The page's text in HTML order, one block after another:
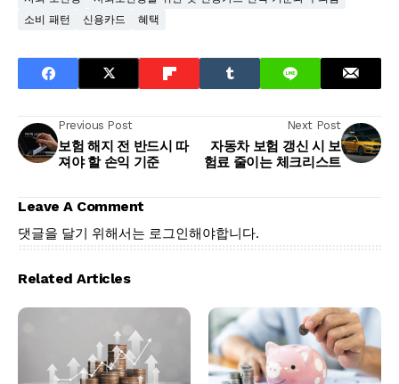
소비 패턴
신용카드 혜택
Previous Post
보험 해지 전 반드시 따
져야 할 손익 기준
Next Post
자동차 보험 갱신 시 보
험료 줄이는 체크리스트
Leave A Comment
댓글을 달기 위해서는 로그인해야합니다.
Related Articles